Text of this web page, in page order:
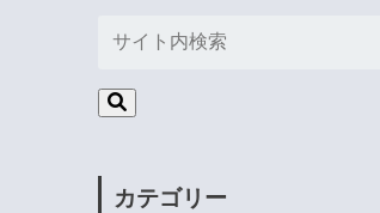
カテゴリー